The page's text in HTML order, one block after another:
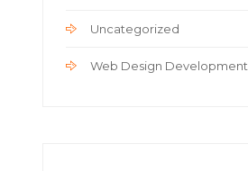
Uncategorized
Web Design Development